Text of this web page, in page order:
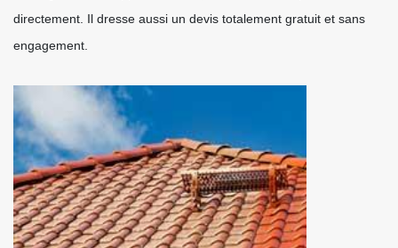
directement. Il dresse aussi un devis totalement gratuit et sans
engagement.